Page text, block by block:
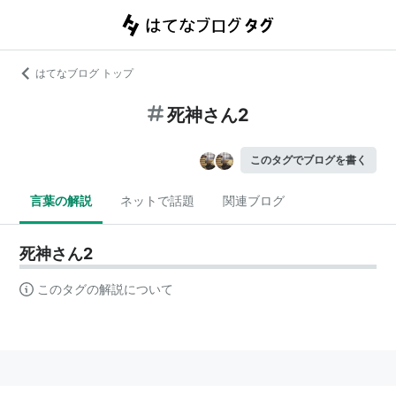
はてなブログ トップ
死神さん2
このタグでブログを書く
言葉の解説 ネットで話題 関連ブログ
死神さん2
このタグの解説について